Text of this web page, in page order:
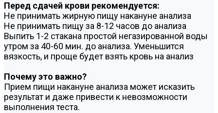
Перед сдачей крови рекомендуется:
Не принимать жирную пищу накануне анализа
Не принимать пищу за 8-12 часов до анализа
Выпить 1-2 стакана простой негазированной воды
утром за 40-60 мин. до анализа. Уменьшится
вязкость, и проще будет взять кровь на анализ
Почему это важно?
Прием пищи накануне анализа может исказить
результат и даже привести к невозможности
выполнения теста.